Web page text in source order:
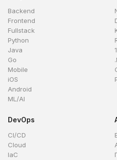
Backend
Frontend
Fullstack
Python
Java
Go
Mobile
iOS
Android
ML/AI
DevOps
CI/CD
Cloud
IaC